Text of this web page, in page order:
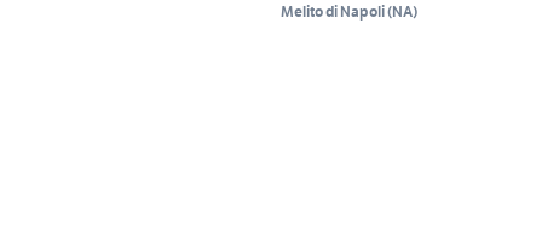
Melito di Napoli(NA)